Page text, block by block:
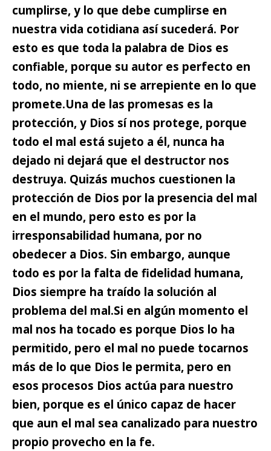
cumplirse, y lo que debe cumplirse en
nuestra vida cotidiana así sucederá. Por
esto es que toda la palabra de Dios es
confiable, porque su autor es perfecto en
todo, no miente, ni se arrepiente en lo que
promete.Una de las promesas es la
protección, y Dios sí nos protege, porque
todo el mal está sujeto a él, nunca ha
dejado ni dejará que el destructor nos
destruya. Quizás muchos cuestionen la
protección de Dios por la presencia del mal
en el mundo, pero esto es por la
irresponsabilidad humana, por no
obedecer a Dios. Sin embargo, aunque
todo es por la falta de fidelidad humana,
Dios siempre ha traído la solución al
problema del mal.Si en algún momento el
mal nos ha tocado es porque Dios lo ha
permitido, pero el mal no puede tocarnos
más de lo que Dios le permita, pero en
esos procesos Dios actúa para nuestro
bien, porque es el único capaz de hacer
que aun el mal sea canalizado para nuestro
propio provecho en la fe.